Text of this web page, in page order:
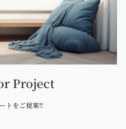
Project
トをご提案‼︎